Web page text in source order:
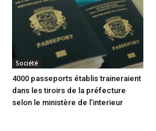
Société
4000 passeports établis traineraient
dans les tiroirs de la préfecture
selon le ministère de l’interieur